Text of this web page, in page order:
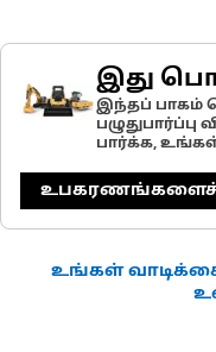
இது
இந்தப் பாகம்
பார்க்க,
உபகரணங்களைச்
உங்கள்